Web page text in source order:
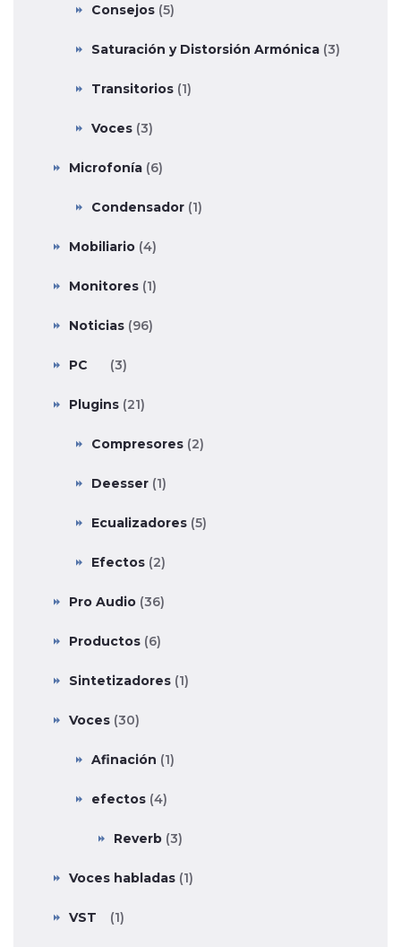
Consejos (5)
Saturación y Distorsión Armónica (3)
Transitorios (1)
Voces (3)
Microfonía (6)
Condensador (1)
Mobiliario (4)
Monitores (1)
Noticias (96)
PC (3)
Plugins (21)
Compresores (2)
Deesser (1)
Ecualizadores (5)
Efectos (2)
Pro Audio (36)
Productos (6)
Sintetizadores (1)
Voces (30)
Afinación (1)
efectos (4)
Reverb (3)
Voces habladas (1)
VST (1)